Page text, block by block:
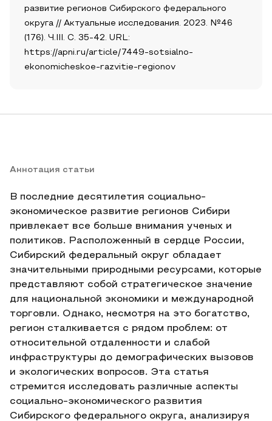
развитие регионов Сибирского федерального
округа // Актуальные исследования. 2023. №46
(176). Ч.III. С. 35-42. URL:
https://apni.ru/article/7449-sotsialno-
ekonomicheskoe-razvitie-regionov
Аннотация статьи
В последние десятилетия социально-
экономическое развитие регионов Сибири
привлекает все больше внимания ученых и
политиков. Расположенный в сердце России,
Сибирский федеральный округ обладает
значительными природными ресурсами, которые
представляют собой стратегическое значение
для национальной экономики и международной
торговли. Однако, несмотря на это богатство,
регион сталкивается с рядом проблем: от
относительной отдаленности и слабой
инфраструктуры до демографических вызовов
и экологических вопросов. Эта статья
стремится исследовать различные аспекты
социально-экономического развития
Сибирского федерального округа, анализируя